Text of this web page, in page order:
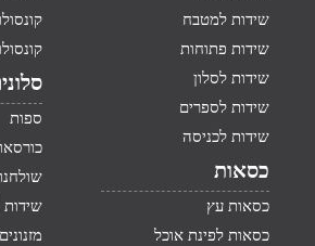
שידות למטבח
שידות פתוחות
שידות לסלון
שידות לספרים
שידות לכניסה
כסאות
כסאות עץ
כסאות לפינת אוכל
ספות
שידות